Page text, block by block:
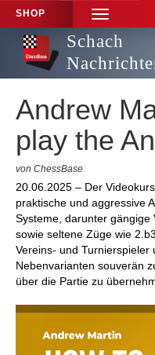
SHOP
TOGGLE
NAVIGATION
Schach
Andrew
play the
von ChessBase
20.06.2025 – Der
praktische und aggressive
Systeme, darunter gängige
sowie seltene Züge wie
Vereins- und Turnierspieler
Nebenvarianten souverän
über die Partie zu